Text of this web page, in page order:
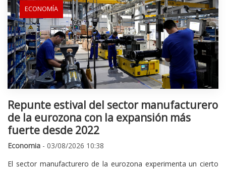
ECONOMÍA
Repunte estival del sector manufacturero
de la eurozona con la expansión más
fuerte desde 2022
Economia - 03/08/2026 10:38
El sector manufacturero de la eurozona experimenta un cierto